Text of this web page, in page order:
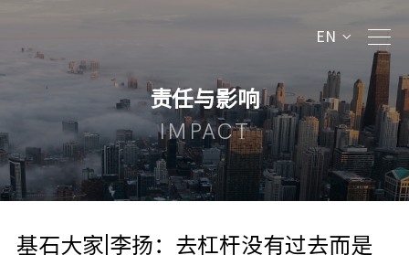
EN
责任与影响
IMPACT
基石大家|李扬：去杠杆没有过去而是